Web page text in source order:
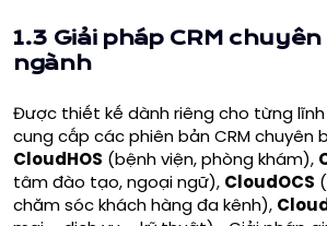
1.3 Giải pháp CRM
ngành
Được thiết kế dành riêng cho từng lĩnh
cung cấp các phiên bản CRM chuyên
CloudHOS (bệnh viện, phòng khám),
tâm đào tạo, ngoại ngữ), CloudOCS
chăm sóc khách hàng đa kênh),